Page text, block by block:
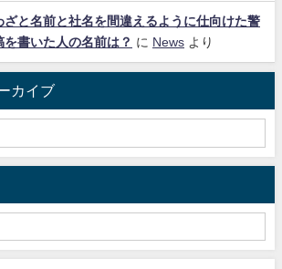
ざと名前と社名を間違えるように仕向けた警
書いた人の名前は？ に News より
カイブ